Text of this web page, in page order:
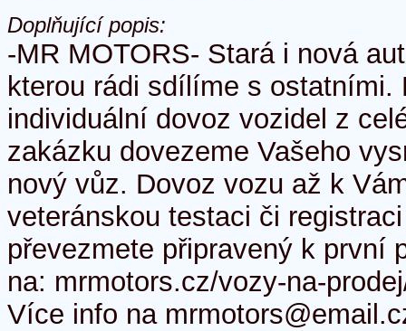
Doplňující popis:
-MR MOTORS- Stará i nová
kterou rádi sdílíme s ostatními.
individuální dovoz vozidel z
zakázku dovezeme Vašeho
nový vůz. Dovoz vozu až k
veteránskou testaci či
převezmete připravený k první
na: mrmotors.cz/vozy-na-
Více info na